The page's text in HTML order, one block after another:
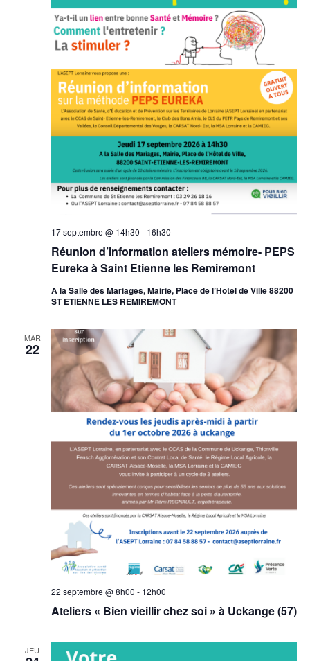
Réunion d’information ateliers mémoire- PEPS
Eureka à Saint Etienne les Remiremont
17 septembre @ 14h30 - 16h30
A la Salle des Mariages, Mairie, Place de l’Hôtel de Ville 88200
ST ETIENNE LES REMIREMONT
MAR
22
Ateliers « Bien vieillir chez soi » à Uckange (57)
22 septembre @ 8h00 - 12h00
JEU